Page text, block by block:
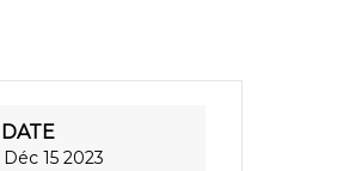
DATE
Déc 15 2023